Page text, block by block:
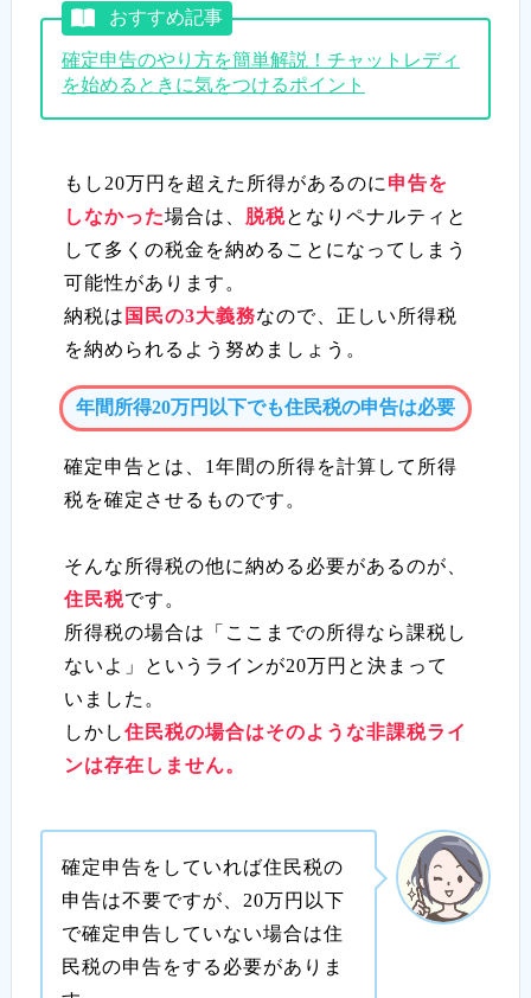
おすすめ記事
確定申告のやり方を簡単解説！チャットレディ
を始めるときに気をつけるポイント
もし20万円を超えた所得があるのに 申告を
しなかった場合は、 脱税となりペナルティと
して多くの税金を納めることになってしまう
可能性があります。
納税は 国民の3大義務なので、正しい所得税
を納められるよう努めましょう。
年間所得20万円以下でも住民税の申告は必要
確定申告とは、1年間の所得を計算して所得
税を確定させるものです。
そんな所得税の他に納める必要があるのが、
住民税です。
所得税の場合は「ここまでの所得なら課税し
ないよ」というラインが20万円と決まって
いました。
しかし住民税の場合はそのような非課税ライ
ンは存在しません。
確定申告をしていれば住民税の
申告は不要ですが、20万円以下
で確定申告していない場合は住
民税の申告をする必要がありま